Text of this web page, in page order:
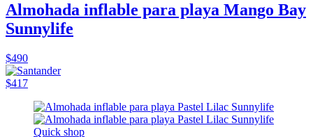
Almohada inflable para playa Mango Bay
Sunnylife
$490
$417
Quick shop